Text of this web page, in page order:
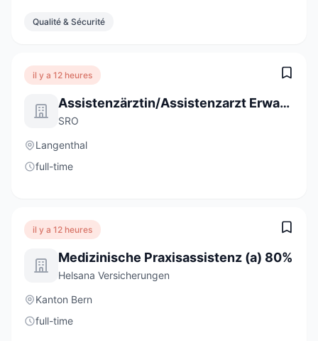
Qualité & Sécurité
il y a 12 heures
Assistenzärztin/Assistenzarzt Erwachsenenpsychiatrie Ambulatorium 80 - 100 %
SRO
Langenthal
full-time
il y a 12 heures
Medizinische Praxisassistenz (a) 80%
Helsana Versicherungen
Kanton Bern
full-time